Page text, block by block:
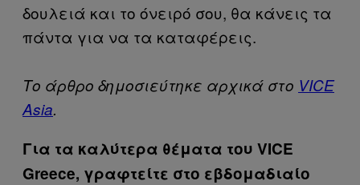
δουλειά και το όνειρό σου, θα κάνεις τα
πάντα για να τα καταφέρεις.
Το άρθρο δημοσιεύτηκε αρχικά στο VICE
Asia.
Για τα καλύτερα θέματα του VICE
Greece, γραφτείτε στο εβδομαδιαίο